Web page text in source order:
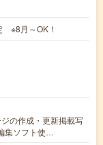
※8月～OK！
の作成・更新掲載写
集ソフト使…